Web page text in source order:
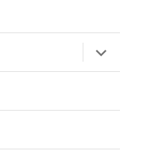
anzeigen